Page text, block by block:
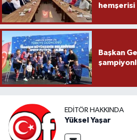
hemşerisi
Başkan
EDITÖR HAKKINDA
Yüksel Yaşar